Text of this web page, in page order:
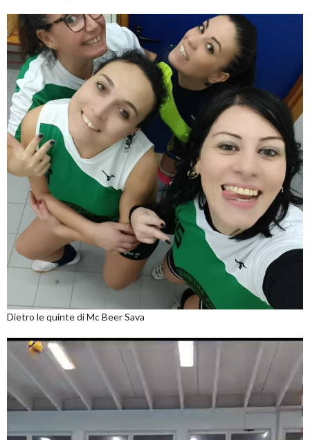
Dietro le quinte di Mc Beer Sava